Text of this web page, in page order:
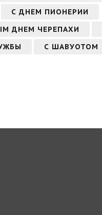
С ДНЕМ ПИОНЕРИИ
ДНЕМ ЧЕРЕПАХИ
С ШАВУОТОМ